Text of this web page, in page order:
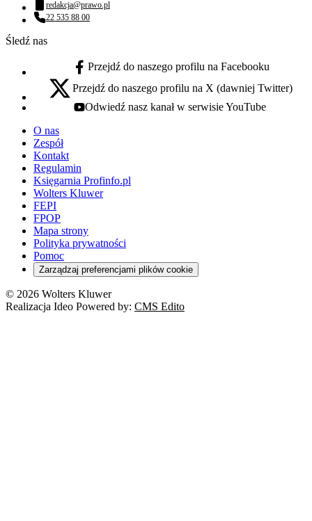
Adres email:
redakcja@prawo.pl
Numer telefonu:
22 535 88 00
Śledź nas
facebook - otwiera się w nowej karcie
Przejdź do naszego profilu na Facebooku
x - otwiera się w nowej karcie
Przejdź do naszego profilu na X (dawniej Twitter)
youtube - otwiera się w nowej karcie
Odwiedź nasz kanał w serwisie YouTube
O nas
Zespół
Kontakt
Regulamin
Księgarnia Profinfo.pl
Wolters Kluwer
FEPI
FPOP
Mapa strony
Polityka prywatności
Pomoc
Zarządzaj preferencjami plików cookie
© 2026 Wolters Kluwer
Realizacja Ideo Powered by: CMS Edito